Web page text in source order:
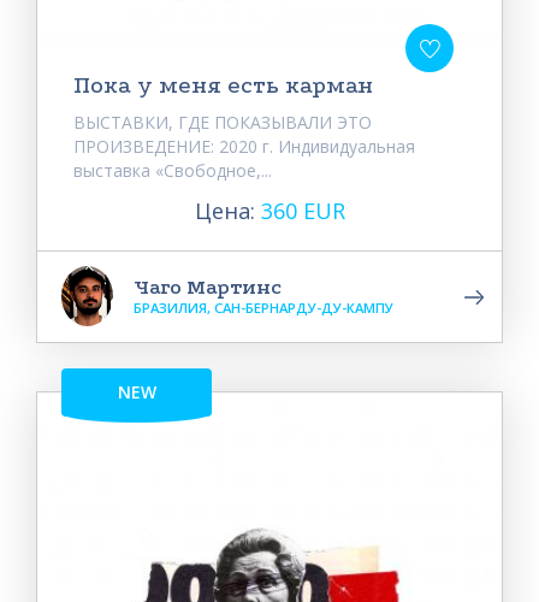
Пока у меня есть карман
ВЫСТАВКИ, ГДЕ ПОКАЗЫВАЛИ ЭТО
ПРОИЗВЕДЕНИЕ: 2020 г. Индивидуальная
выставка «Свободное,...
Цена: 360 EUR
Чаго Мартинс
БРАЗИЛИЯ, САН-БЕРНАРДУ-ДУ-КАМПУ
NEW